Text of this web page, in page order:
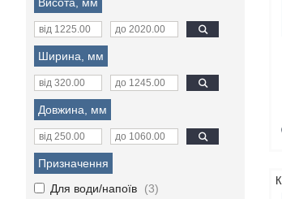
Ширина, мм
Довжина, мм
Призначення
Для води/напоїв
3